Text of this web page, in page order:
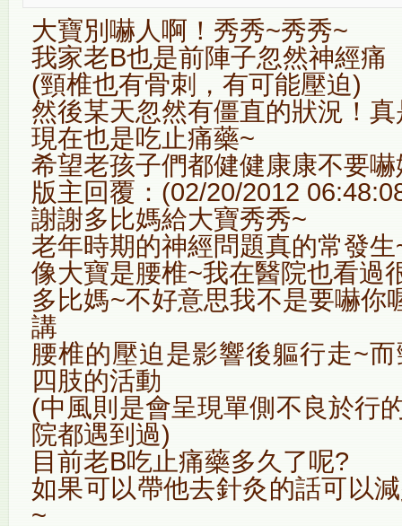
大寶別嚇人啊！秀秀~秀秀~
我家老B也是前陣子忽然神經痛
(頸椎也有骨刺，有可能壓迫)
然後某天忽然有僵直的狀況！
現在也是吃止痛藥~
希望老孩子們都健健康康不要
版主回覆：(02/20/2012
謝謝多比媽給大寶秀秀~
老年時期的神經問題真的常發生
像大寶是腰椎~我在醫院也看過
多比媽~不好意思我不是要嚇你
講
腰椎的壓迫是影響後軀行走~
四肢的活動
(中風則是會呈現單側不良於行
院都遇到過)
目前老B吃止痛藥多久了呢?
如果可以帶他去針灸的話可以
~